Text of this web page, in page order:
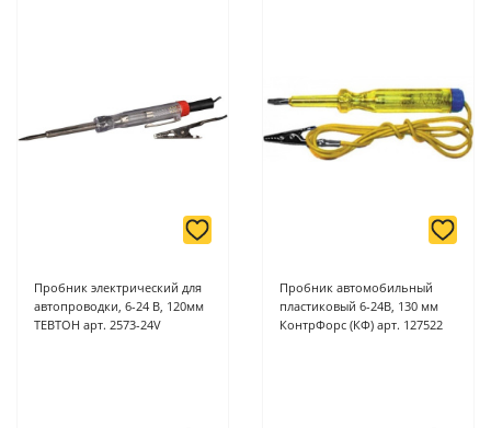
Пробник электрический для
автопроводки, 6-24 В, 120мм
ТЕВТОН арт. 2573-24V
Пробник автомобильный
пластиковый 6-24В, 130 мм
КонтрФорс (КФ) арт. 127522